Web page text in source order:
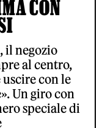
CON
il negozio
al centro,
con le
Un giro con
speciale di